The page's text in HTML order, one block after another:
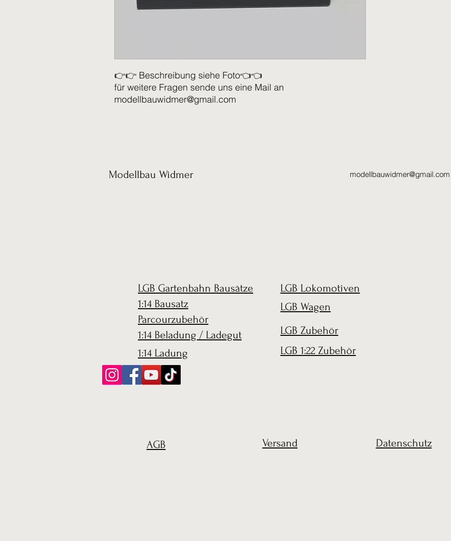
👉👉 Beschreibung siehe Foto👈👈
für weitere Fragen sende uns eine Mail an
modellbauwidmer@gmail.com
Modellbau Widmer modellbauwidmer@gmail.com
LGB Gartenbahn Bausätze
1:14 Bausatz
Parcourzubehör
1:14 Beladung / Ladegut
1:14 Ladung
LGB Lokomotiven
LGB Wagen
LGB Zubehör
LGB 1:22 Zubehör
AGB Versand Datenschutz